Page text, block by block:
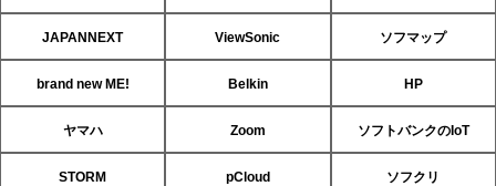
JAPANNEXT ViewSonic ソフマップ
brand new ME! Belkin HP
ヤマハ Zoom ソフトバンクのIoT
STORM pCloud ソフクリ